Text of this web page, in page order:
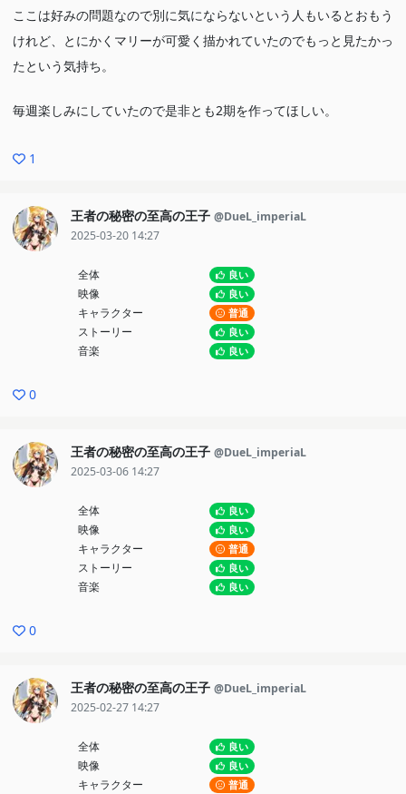
ここは好みの問題なので別に気にならないという人もいるとおもう
けれど、とにかくマリーが可愛く描かれていたのでもっと見たかっ
たという気持ち。
毎週楽しみにしていたので是非とも2期を作ってほしい。
1
王者の秘密の至高の王子 @DueL_imperiaL
2025-03-20 14:27
全体 良い
映像 良い
キャラクター 普通
ストーリー 良い
音楽 良い
0
王者の秘密の至高の王子 @DueL_imperiaL
2025-03-06 14:27
全体 良い
映像 良い
キャラクター 普通
ストーリー 良い
音楽 良い
0
王者の秘密の至高の王子 @DueL_imperiaL
2025-02-27 14:27
全体 良い
映像 良い
キャラクター 普通